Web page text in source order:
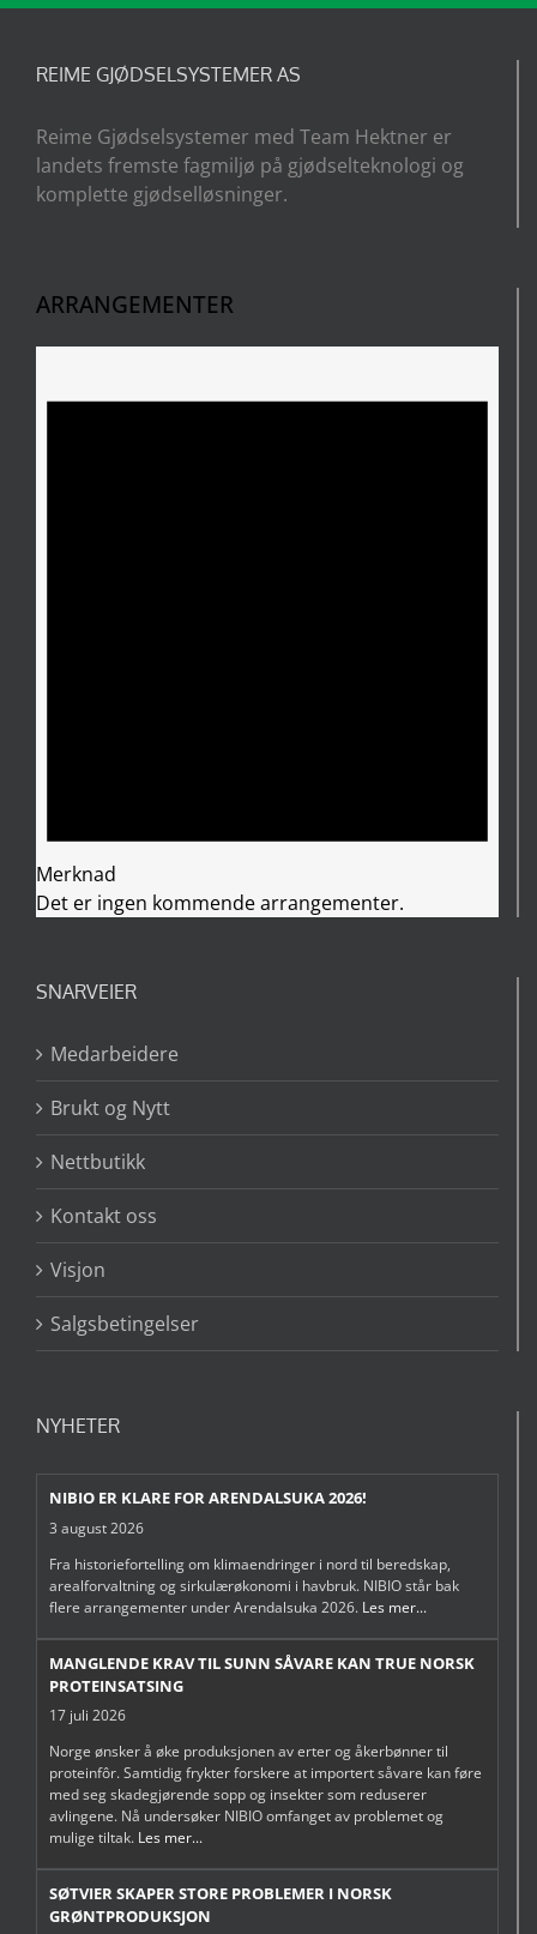
REIME GJØDSELSYSTEMER AS
Reime Gjødselsystemer med Team Hektner er
landets fremste fagmiljø på gjødselteknologi og
komplette gjødselløsninger.
ARRANGEMENTER
Merknad
Det er ingen kommende arrangementer.
SNARVEIER
Medarbeidere
Brukt og Nytt
Nettbutikk
Kontakt oss
Visjon
Salgsbetingelser
NYHETER
NIBIO ER KLARE FOR ARENDALSUKA 2026!
3 august 2026
Fra historiefortelling om klimaendringer i nord til beredskap,
arealforvaltning og sirkulærøkonomi i havbruk. NIBIO står bak
flere arrangementer under Arendalsuka 2026. Les mer...
MANGLENDE KRAV TIL SUNN SÅVARE KAN TRUE NORSK
PROTEINSATSING
17 juli 2026
Norge ønsker å øke produksjonen av erter og åkerbønner til
proteinfôr. Samtidig frykter forskere at importert såvare kan føre
med seg skadegjørende sopp og insekter som reduserer
avlingene. Nå undersøker NIBIO omfanget av problemet og
mulige tiltak. Les mer...
SØTVIER SKAPER STORE PROBLEMER I NORSK
GRØNTPRODUKSJON